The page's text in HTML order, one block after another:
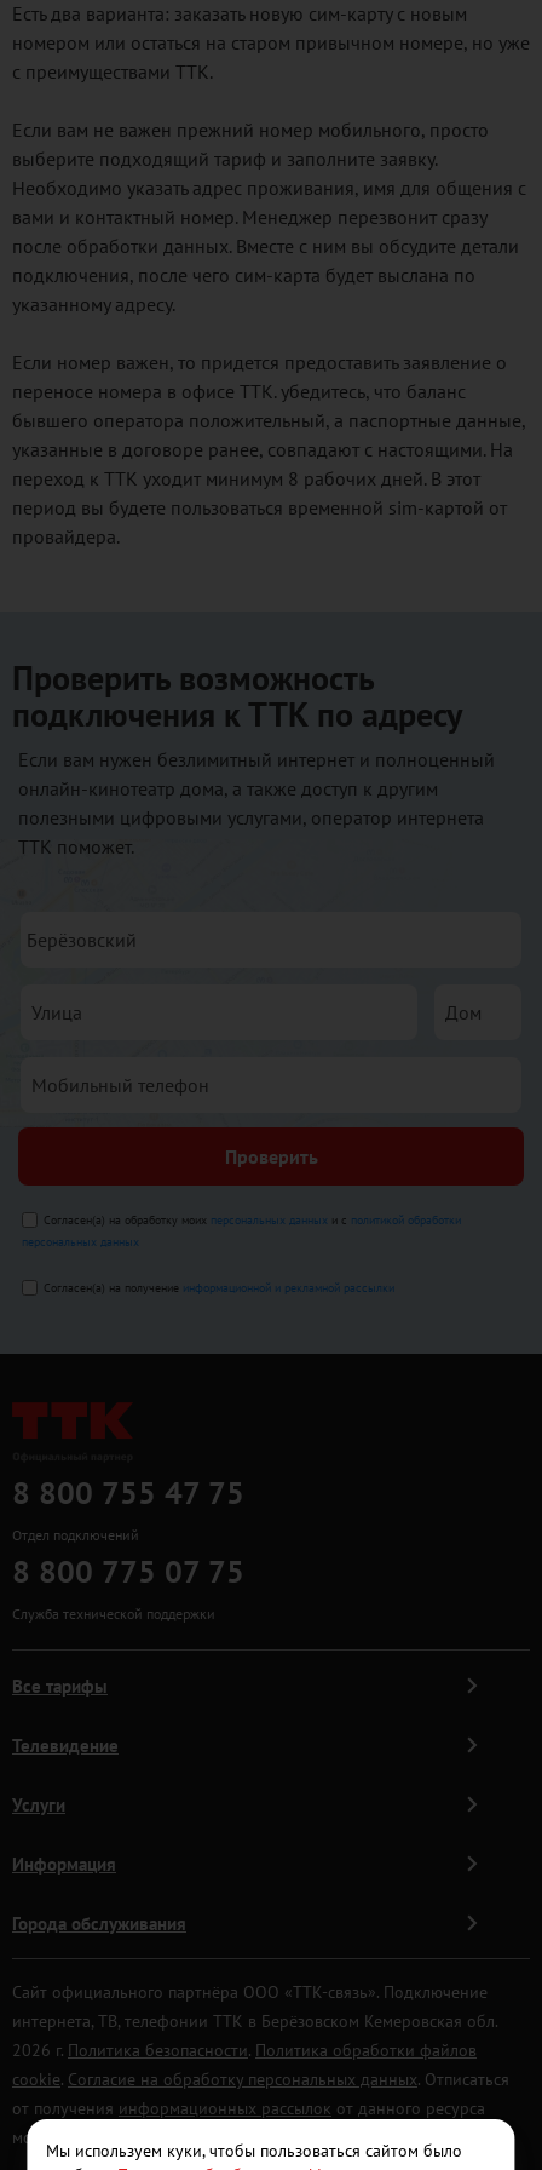
Есть два варианта: заказать новую сим-карту с новым
номером или остаться на старом привычном номере, но уже
с преимуществами ТТК.
Если вам не важен прежний номер мобильного, просто
выберите подходящий тариф и заполните заявку.
Необходимо указать адрес проживания, имя для общения с
вами и контактный номер. Менеджер перезвонит сразу
после обработки данных. Вместе с ним вы обсудите детали
подключения, после чего сим-карта будет выслана по
указанному адресу.
Если номер важен, то придется предоставить заявление о
переносе номера в офисе ТТК. убедитесь, что баланс
бывшего оператора положительный, а паспортные данные,
указанные в договоре ранее, совпадают с настоящими. На
переход к ТТК уходит минимум 8 рабочих дней. В этот
период вы будете пользоваться временной sim-картой от
провайдера.
Проверить возможность
подключения к ТТК по адресу
Если вам нужен безлимитный интернет и полноценный
онлайн-кинотеатр дома, а также доступ к другим
полезными цифровыми услугами, оператор интернета
ТТК поможет.
Проверить
Согласен(а) на обработку моих персональных данных и с политикой обработки
персональных данных
Согласен(а) на получение информационной и рекламной рассылки
8 800 755 47 75
Отдел подключений
8 800 775 07 75
Служба технической поддержки
Все тарифы
Телевидение
Услуги
Информация
Города обслуживания
Сайт официального партнёра ООО «ТТК-связь». Подключение
интернета, ТВ, телефонии ТТК в Берёзовском Кемеровская обл.
2026 г. Политика безопасности. Политика обработки файлов
cookie. Согласие на обработку персональных данных. Отписаться
от получения информационных рассылок от данного ресурса
можно на
Мы используем куки, чтобы пользоваться сайтом было